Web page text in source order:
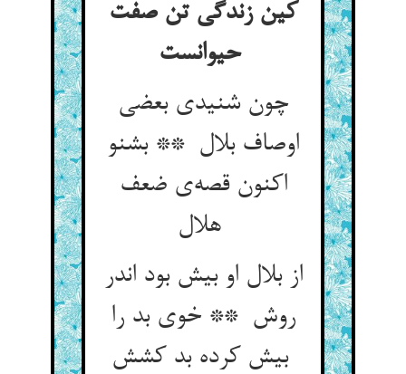
کین زندگی تن صفت
حیوانست
چون شنیدی بعضی
اوصاف بلال ** بشنو
اکنون قصه‌ی ضعف
از بلال او بیش بود اندر
روش ** خوی بد را
بیش کرده بد کشش